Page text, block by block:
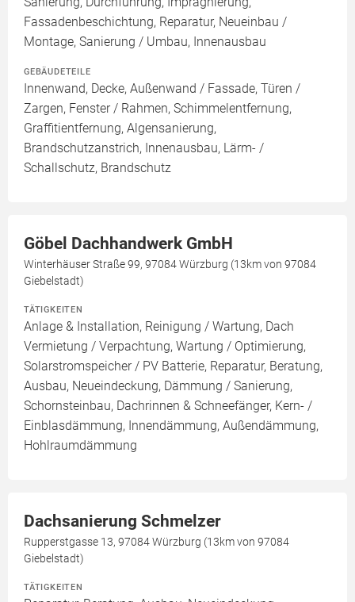
Fassadenbeschichtung, Reparatur, Neueinbau /
Montage, Sanierung / Umbau, Innenausbau
GEBÄUDETEILE
Innenwand, Decke, Außenwand / Fassade, Türen /
Zargen, Fenster / Rahmen, Schimmelentfernung,
Graffitientfernung, Algensanierung,
Brandschutzanstrich, Innenausbau, Lärm- /
Schallschutz, Brandschutz
Göbel Dachhandwerk GmbH
Winterhäuser Straße 99, 97084 Würzburg (13km von 97084
Giebelstadt)
TÄTIGKEITEN
Anlage & Installation, Reinigung / Wartung, Dach
Vermietung / Verpachtung, Wartung / Optimierung,
Solarstromspeicher / PV Batterie, Reparatur, Beratung,
Ausbau, Neueindeckung, Dämmung / Sanierung,
Schornsteinbau, Dachrinnen & Schneefänger, Kern- /
Einblasdämmung, Innendämmung, Außendämmung,
Hohlraumdämmung
Dachsanierung Schmelzer
Rupperstgasse 13, 97084 Würzburg (13km von 97084
Giebelstadt)
TÄTIGKEITEN